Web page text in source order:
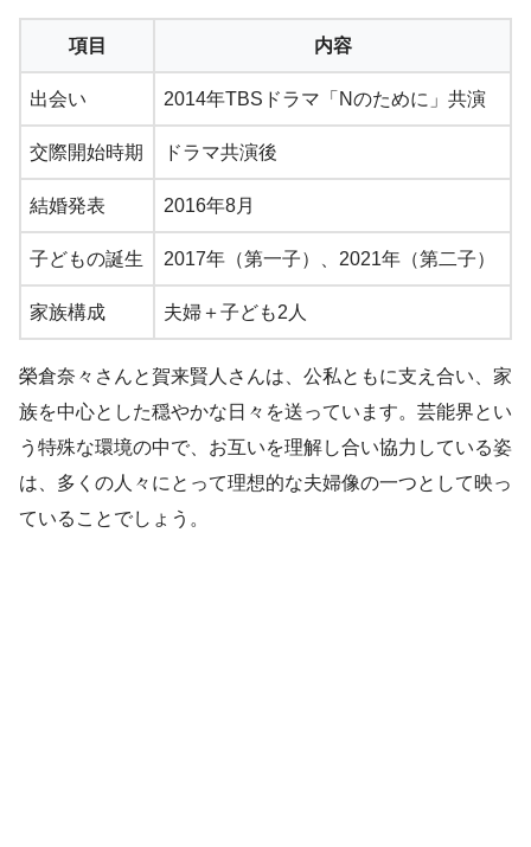
項目 内容
出会い 2014年TBSドラマ「Nのために」共演
交際開始時期 ドラマ共演後
結婚発表 2016年8月
子どもの誕生 2017年（第一子）、2021年（第二子）
家族構成 夫婦＋子ども2人
榮倉奈々さんと賀来賢人さんは、公私ともに支え合い、家
族を中心とした穏やかな日々を送っています。芸能界とい
う特殊な環境の中で、お互いを理解し合い協力している姿
は、多くの人々にとって理想的な夫婦像の一つとして映っ
ていることでしょう。